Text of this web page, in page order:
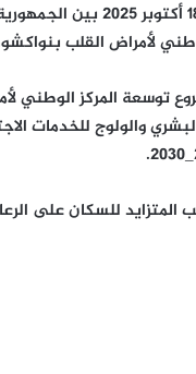
‐ مشروع قانون يسمح بالمصادقة على
لأمراض القلب
توسعة المركز الوطني
والولوج للخدمات
للسكان على